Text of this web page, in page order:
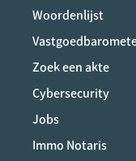
Woordenlijst
Zoek een akte
Cybersecurity
Jobs
Immo Notaris